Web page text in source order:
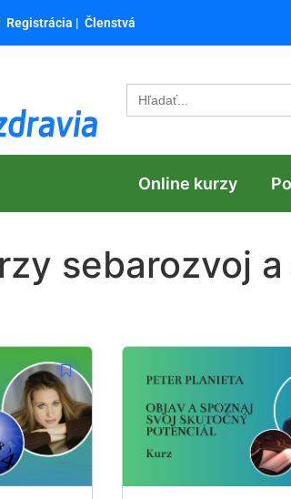
Registrácia | Členstvá
Search
for:
Online kurzy
sebarozvoj